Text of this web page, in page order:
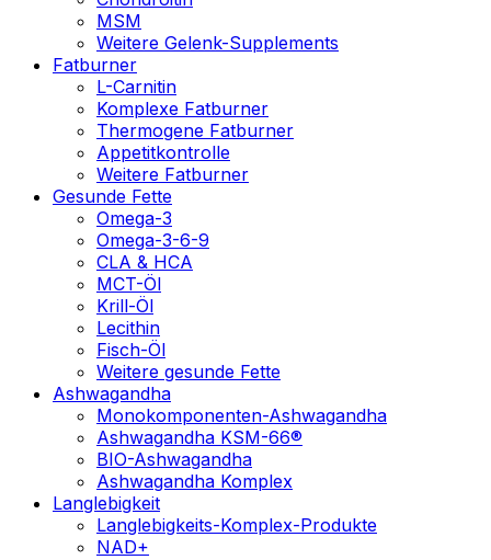
MSM
Weitere Gelenk-Supplements
Fatburner
L-Carnitin
Komplexe Fatburner
Thermogene Fatburner
Appetitkontrolle
Weitere Fatburner
Gesunde Fette
Omega-3
Omega-3-6-9
CLA & HCA
MCT-Öl
Krill-Öl
Lecithin
Fisch-Öl
Weitere gesunde Fette
Ashwagandha
Monokomponenten-Ashwagandha
Ashwagandha KSM-66®
BIO-Ashwagandha
Ashwagandha Komplex
Langlebigkeit
Langlebigkeits-Komplex-Produkte
NAD+